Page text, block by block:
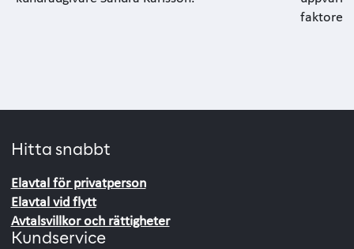
faktorer.
Hitta snabbt
Elavtal för privatperson
Elavtal vid flytt
Avtalsvillkor och rättigheter
Kundservice